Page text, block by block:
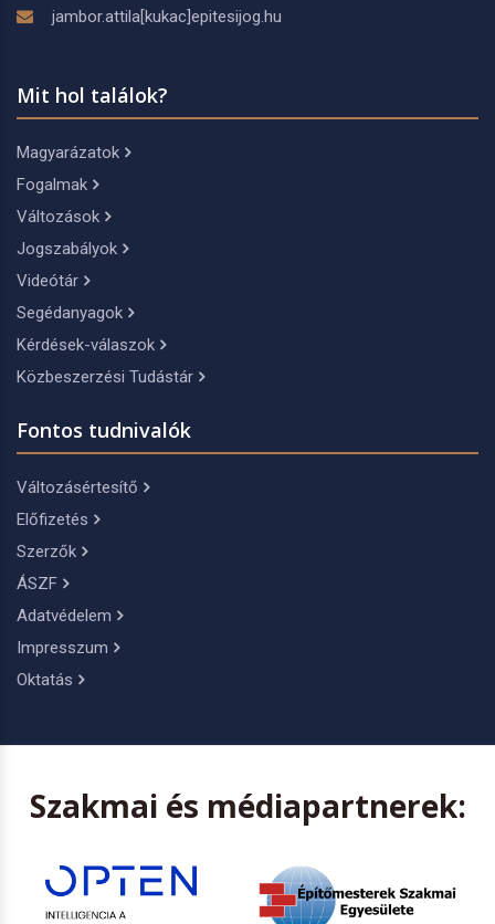
jambor.attila[kukac]epitesijog.hu
Mit hol találok?
Magyarázatok
Fogalmak
Változások
Jogszabályok
Videótár
Segédanyagok
Kérdések-válaszok
Közbeszerzési Tudástár
Fontos tudnivalók
Változásértesítő
Előfizetés
Szerzők
ÁSZF
Adatvédelem
Impresszum
Oktatás
Szakmai és médiapartnerek: